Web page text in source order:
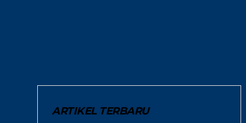
ARTIKEL TERBARU